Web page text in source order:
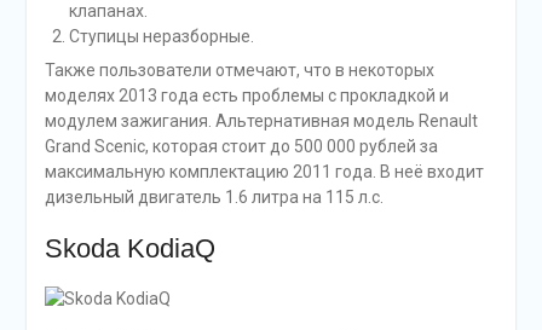
клапанах.
Ступицы неразборные.
Также пользователи отмечают, что в некоторых
моделях 2013 года есть проблемы с прокладкой и
модулем зажигания. Альтернативная модель Renault
Grand Scenic, которая стоит до 500 000 рублей за
максимальную комплектацию 2011 года. В неё входит
дизельный двигатель 1.6 литра на 115 л.с.
Skoda KodiaQ